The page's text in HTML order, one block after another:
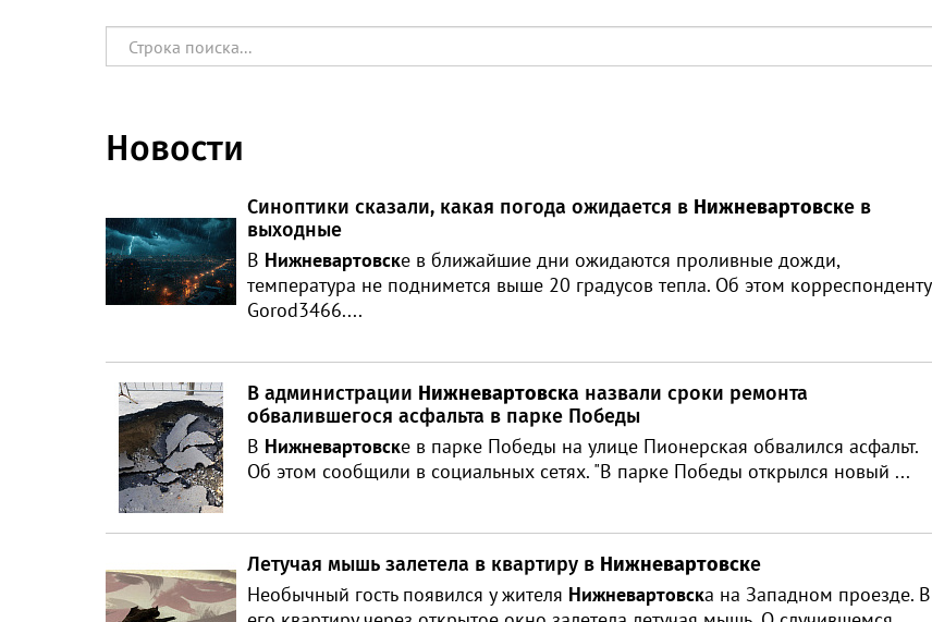
Новости
Синоптики сказали, какая погода ожидается в Нижневартовске в
выходные
В Нижневартовске в ближайшие дни ожидаются проливные дожди,
температура не поднимется выше 20 градусов тепла. Об этом корреспонденту
Gorod3466....
В администрации Нижневартовска назвали сроки ремонта
обвалившегося асфальта в парке Победы
В Нижневартовске в парке Победы на улице Пионерская обвалился асфальт.
Об этом сообщили в социальных сетях. "В парке Победы открылся новый ...
Летучая мышь залетела в квартиру в Нижневартовске
Необычный гость появился у жителя Нижневартовска на Западном проезде. В